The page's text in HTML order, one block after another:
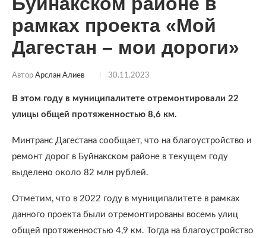
рамках проекта «Мой
Дагестан – мои дороги»
Автор Арслан Алиев 30.11.2023
В этом году в муниципалитете отремонтировали 22
улицы общей протяженностью 8,6 км.
Минтранс Дагестана сообщает, что на благоустройство и
ремонт дорог в Буйнакском районе в текущем году
выделено около 82 млн рублей.
Отметим, что в 2022 году в муниципалитете в рамках
данного проекта были отремонтированы восемь улиц
общей протяженностью 4,9 км. Тогда на благоустройство